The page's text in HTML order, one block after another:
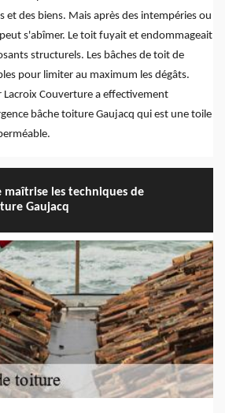
et des biens. Mais après des intempéries ou
s'abîmer. Le toit fuyait et endommageait
structurels. Les bâches de toit de
pour limiter au maximum les dégâts.
Lacroix Couverture a effectivement
bâche toiture Gaujacq qui est une toile
maîtrise les techniques de
Gaujacq